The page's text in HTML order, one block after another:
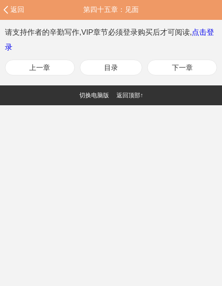
返回 第四十五章：见面
请支持作者的辛勤写作,VIP章节必须登录购买后才可阅读,点击登
录
上一章 目录 下一章
切换电脑版 返回顶部↑